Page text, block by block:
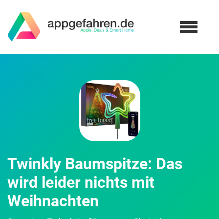
Twinkly Baumspitze: Das
wird leider nichts mit
Weihnachten